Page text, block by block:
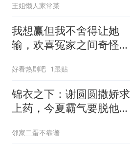
王姐懒人家常菜
我想赢但我不舍得让她
输，欢喜冤家之间奇怪的
好看热剧吧 1跟贴
锦衣之下：谢圆圆撒娇求
上药，今夏霸气要脱他裤
邻家二蛋不靠谱